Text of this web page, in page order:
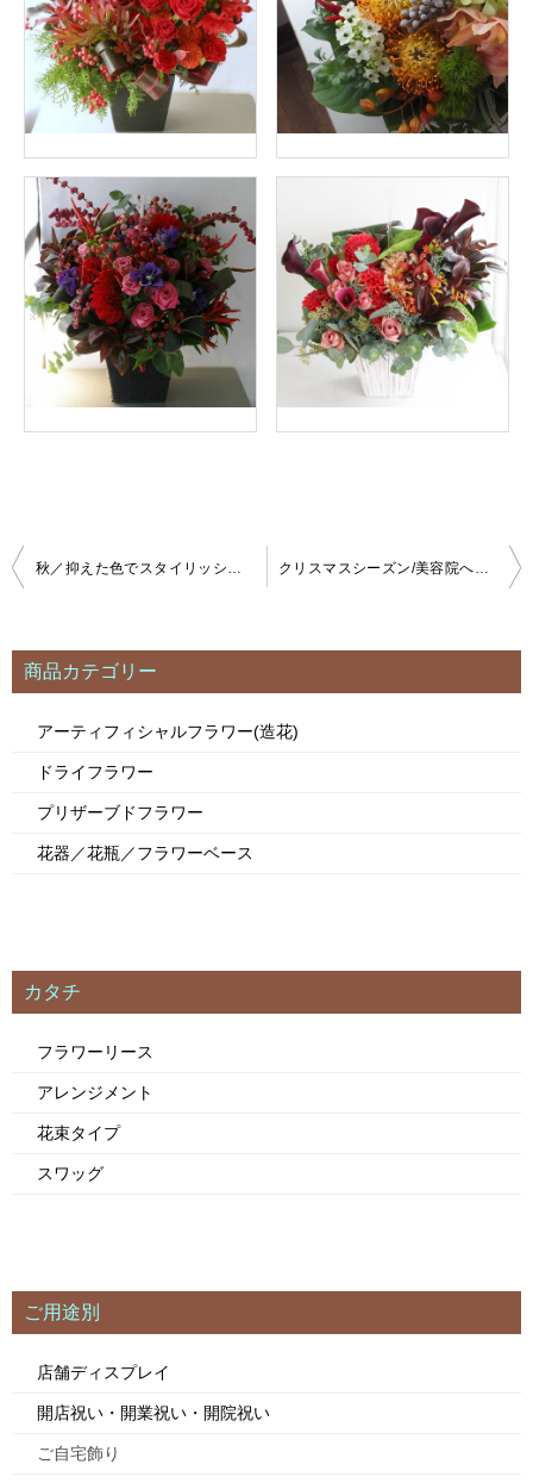
投
ビ
ゲ
ー
ョ
ン
秋／抑えた色でスタイリッシュ a81107 クリスマスシーズン/美容院へ開店祝い a181108
商品カテゴリー
アーティフィシャルフラワー(造花)
ドライフラワー
プリザーブドフラワー
花器／花瓶／フラワーベース
カタチ
フラワーリース
アレンジメント
花束タイプ
スワッグ
ご用途別
店舗ディスプレイ
開店祝い・開業祝い・開院祝い
ご自宅飾り